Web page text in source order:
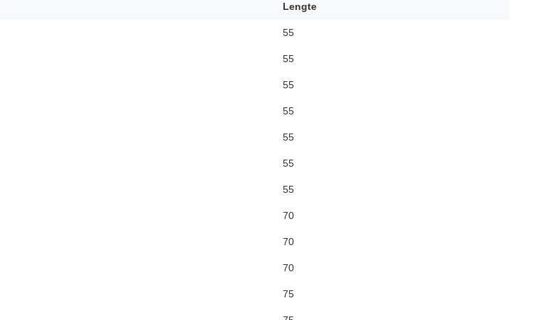
Lengte
55
55
55
55
55
55
55
70
70
70
75